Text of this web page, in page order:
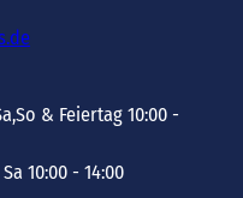
& Feiertag 10:00 -
10:00 - 14:00